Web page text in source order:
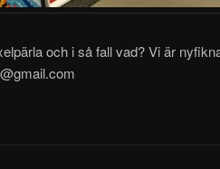
och i så fall vad? Vi är